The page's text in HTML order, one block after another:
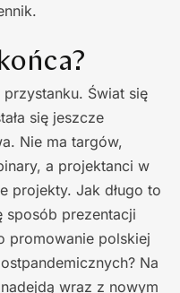
Świat się
się jeszcze
Nie ma targów,
a projektanci w
projekty. Jak długo to
sposób prezentacji
promowanie polskiej
Na
wraz z nowym